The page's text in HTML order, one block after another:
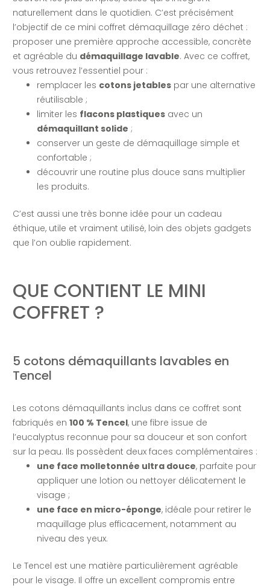
naturellement dans le quotidien. C’est précisément
l’objectif de ce mini coffret démaquillage zéro déchet :
proposer une première approche accessible, concrète
et agréable du démaquillage lavable. Avec ce coffret,
vous retrouvez l’essentiel pour :
remplacer les cotons jetables par une alternative
réutilisable ;
limiter les flacons plastiques avec un
démaquillant solide ;
conserver un geste de démaquillage simple et
confortable ;
découvrir une routine plus douce sans multiplier
les produits.
C’est aussi une très bonne idée pour un cadeau
éthique, utile et vraiment utilisé, loin des objets gadgets
que l’on oublie rapidement.
QUE CONTIENT LE MINI
COFFRET ?
5 cotons démaquillants lavables en
Tencel
Les cotons démaquillants inclus dans ce coffret sont
fabriqués en 100 % Tencel, une fibre issue de
l’eucalyptus reconnue pour sa douceur et son confort
sur la peau. Ils possèdent deux faces complémentaires :
une face molletonnée ultra douce, parfaite pour
appliquer une lotion ou nettoyer délicatement le
visage ;
une face en micro-éponge, idéale pour retirer le
maquillage plus efficacement, notamment au
niveau des yeux.
Le Tencel est une matière particulièrement agréable
pour le visage. Il offre un excellent compromis entre